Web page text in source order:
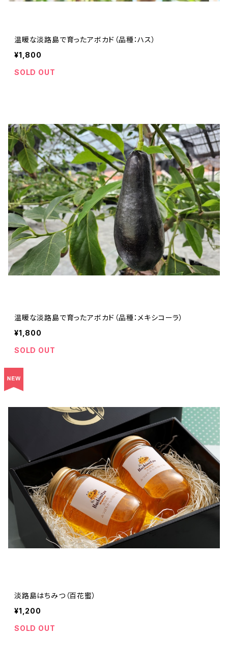
温暖な淡路島で育ったアボカド（品種：ハス）
¥1,800
SOLD OUT
温暖な淡路島で育ったアボカド（品種：メキシコーラ）
¥1,800
SOLD OUT
淡路島はちみつ（百花蜜）
¥1,200
SOLD OUT